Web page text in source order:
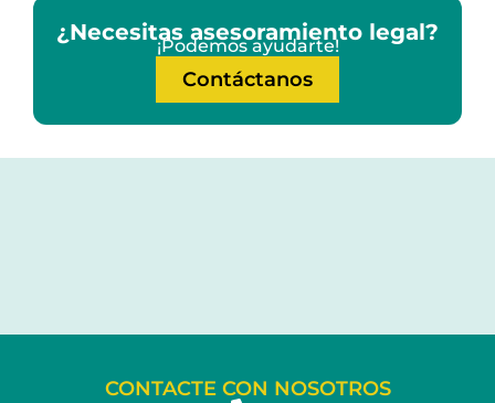
¿Necesitas asesoramiento legal?
¡Podemos ayudarte!
Contáctanos
CONTACTE CON NOSOTROS